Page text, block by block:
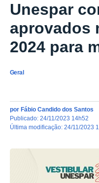
Unespar
aprovados
2024 para
Geral
por Fábio Candido dos Santos
publicado: 24/11/2023 14h52
última modificação: 24/11/2023